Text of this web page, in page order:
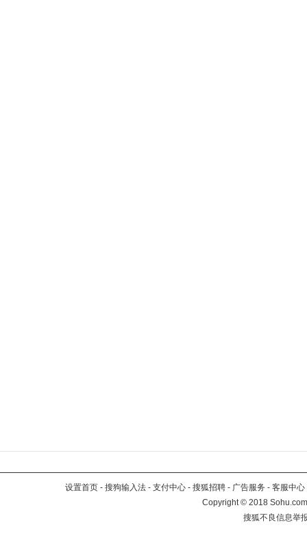
设置首页 - 搜狗输入法 - 支付中心 - 搜狐招聘 - 广告服务 - 客服中心
Copyright©2018
搜狐不良信息举